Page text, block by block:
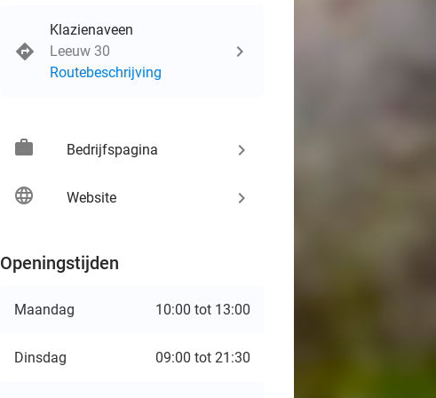
Klazienaveen
Leeuw 30
Routebeschrijving
work Bedrijfspagina keyboard_arrow_right
language Website keyboard_arrow_right
Openingstijden
Maandag 10:00 tot 13:00
Dinsdag 09:00 tot 21:30